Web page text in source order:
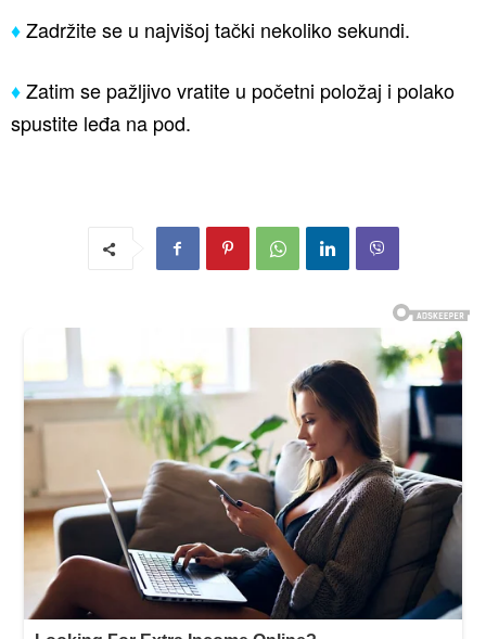
♦Zadržite se u najvišoj tački nekoliko sekundi.
♦Zatim se pažljivo vratite u početni položaj i polako
spustite leđa na pod.